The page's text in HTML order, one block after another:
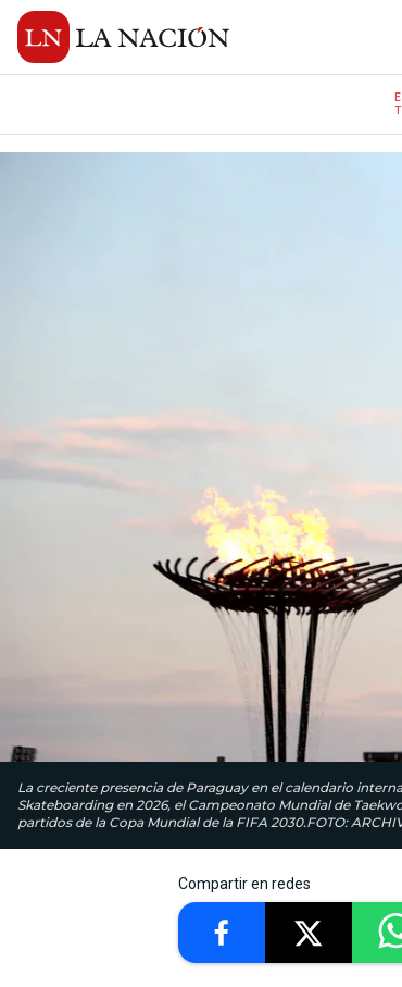
La creciente presencia de Paraguay en el calendario
Skateboarding en 2026, el Campeonato Mundial de
partidos de la Copa Mundial de la FIFA 2030.FOTO:
Compartir en redes